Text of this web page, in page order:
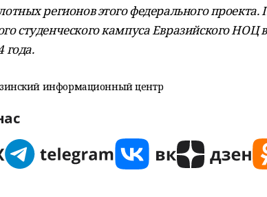
регионов этого федерального проекта.
студенческого кампуса Евразийского НОЦ
года.
информационный центр